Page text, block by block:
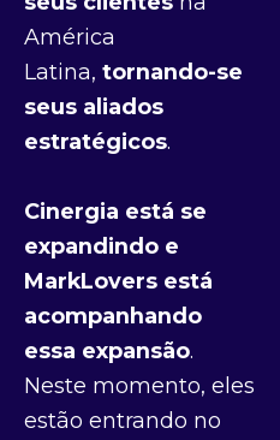
América
Latina, tornando-se
seus aliados
estratégicos.
Cinergia está se
expandindo e
MarkLovers está
acompanhando
essa expansão.
Neste momento, eles
estão entrando no